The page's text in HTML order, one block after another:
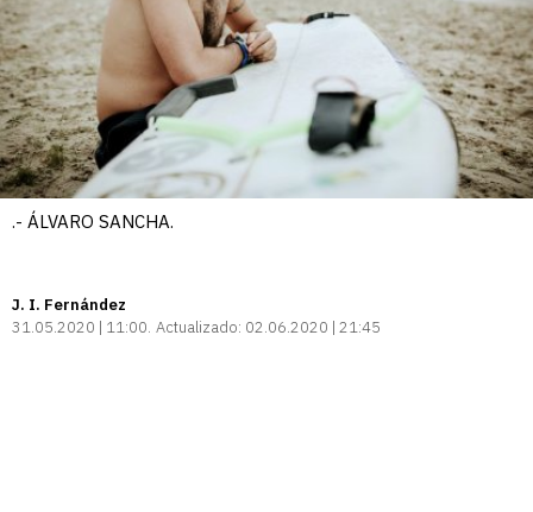
.- ÁLVARO SANCHA.
J. I. Fernández
31.05.2020 | 11:00 Actualizado: 02.06.2020 | 21:45